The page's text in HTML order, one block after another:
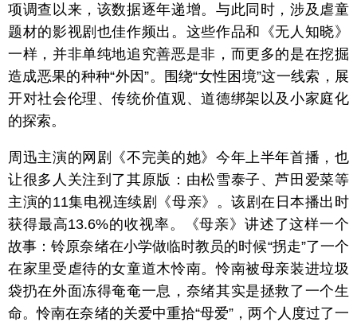
项调查以来，该数据逐年递增。与此同时，涉及虐童
题材的影视剧也佳作频出。这些作品和《无人知晓》
一样，并非单纯地追究善恶是非，而更多的是在挖掘
造成恶果的种种“外因”。围绕“女性困境”这一线索，展
开对社会伦理、传统价值观、道德绑架以及小家庭化
的探索。
周迅主演的网剧《不完美的她》今年上半年首播，也
让很多人关注到了其原版：由松雪泰子、芦田爱菜等
主演的11集电视连续剧《母亲》。该剧在日本播出时
获得最高13.6%的收视率。《母亲》讲述了这样一个
故事：铃原奈绪在小学做临时教员的时候“拐走”了一个
在家里受虐待的女童道木怜南。怜南被母亲装进垃圾
袋扔在外面冻得奄奄一息，奈绪其实是拯救了一个生
命。怜南在奈绪的关爱中重拾“母爱”，两个人度过了一